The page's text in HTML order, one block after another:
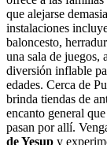
que alejarse
instalaciones
baloncesto,
una sala de juegos,
diversión inflable
edades. Cerca de
brinda tiendas de
encanto general
pasan por allí.
de Yesup y